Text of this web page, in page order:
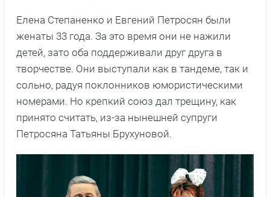
Елена Степаненко и Евгений Петросян были
женаты 33 года. За это время они не нажили
детей, зато оба поддерживали друг друга в
творчестве. Они выступали как в тандеме, так и
сольно, радуя поклонников юмористическими
номерами. Но крепкий союз дал трещину, как
принято считать, из-за нынешней супруги
Петросяна Татьяны Брухуновой.